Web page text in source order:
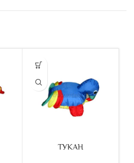
ТУКАН